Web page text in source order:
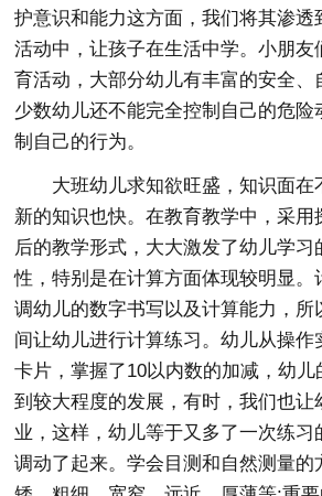
护意识和能力这方面，我们将其渗透
活动中，让孩子在生活中学。小朋友
育活动，大部分幼儿有丰富的安全、
少数幼儿还不能完全控制自己的危险
制自己的行为。
大班幼儿求知欲旺盛，知识面在
新的知识也快。在教育教学中，采用
后的教学形式，大大激发了幼儿学习
性，特别是在计算方面体现较明显。
调幼儿的数字书写以及计算能力，所
间让幼儿进行计算练习。幼儿从操作
卡片，掌握了10以内数的加减，幼
到较大程度的发展，有时，我们也让
业，这样，幼儿等于又多了一次练习
调动了起来。学会目测和自然测量的